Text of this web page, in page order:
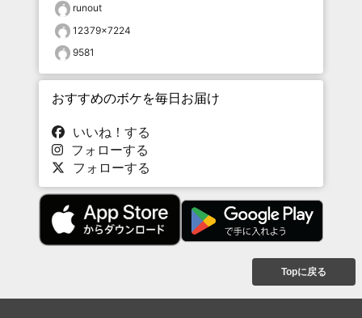
runout
12379×7224
9581
おすすめのボケを毎日お届け
いいね！する
フォローする
フォローする
Topに戻る